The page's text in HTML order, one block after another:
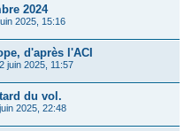
2024
2025, 15:16
d'après l'ACI
juin 2025, 11:57
du vol.
2025, 22:48